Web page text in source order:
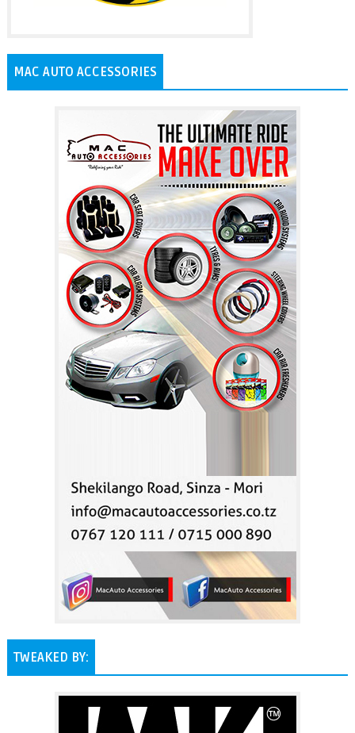
MAC AUTO ACCESSORIES
TWEAKED BY: